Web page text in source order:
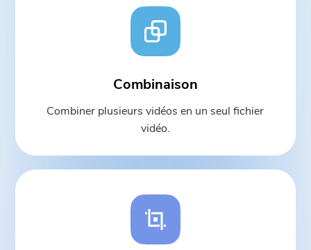
Combinaison
Combiner plusieurs vidéos en un seul fichier
vidéo.